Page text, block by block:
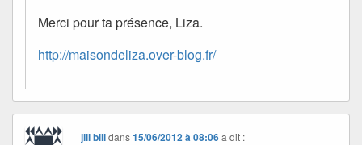
Merci pour ta présence, Liza.
http://maisondeliza.over-blog.fr/
jill billdans15/06/2012 à 08:06 a dit :